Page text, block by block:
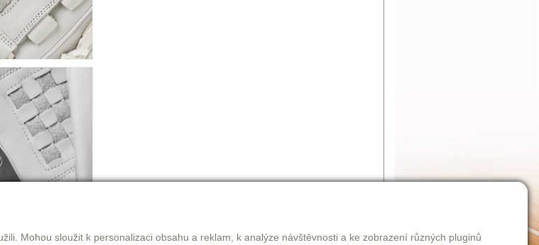
Mohou sloužit k personalizaci obsahu a reklam, k analýze návštěvnosti a ke zobrazení různých pluginů